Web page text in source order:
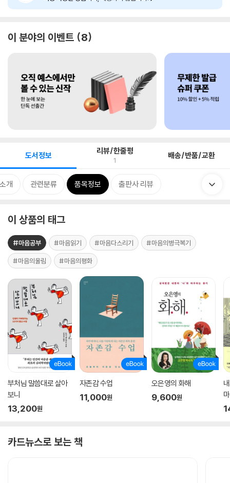
이 분야의 이벤트 8
도서정보 리뷰/한줄평
1 배송/반품/교환
개 관련분류 품목정보 출판사 리뷰
이 상품의 태그
#마음공부 #마음읽기 #마음다스리기 #마음의병극복기
#마음의울림 #마음의평화
부처님 말씀대로 살아
보니
13,200원
자존감 수업
11,000원
오은영의 화해
9,600원
카드뉴스로 보는 책